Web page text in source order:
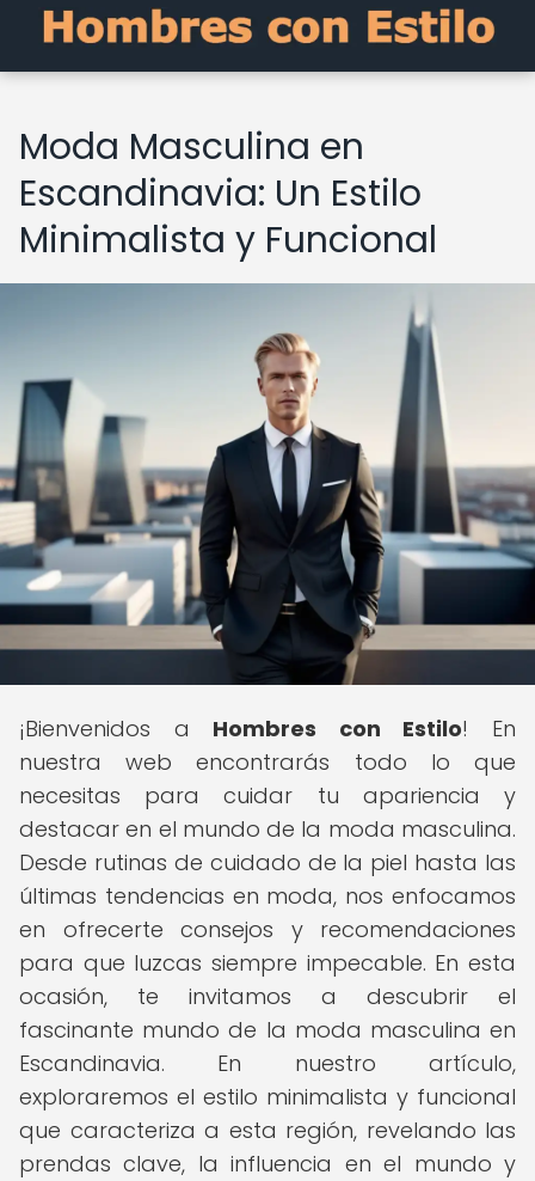
Moda Masculina en
Escandinavia: Un Estilo
Minimalista y Funcional
¡Bienvenidos a Hombres con Estilo! En
nuestra web encontrarás todo lo que
necesitas para cuidar tu apariencia y
destacar en el mundo de la moda masculina.
Desde rutinas de cuidado de la piel hasta las
últimas tendencias en moda, nos enfocamos
en ofrecerte consejos y recomendaciones
para que luzcas siempre impecable. En esta
ocasión, te invitamos a descubrir el
fascinante mundo de la moda masculina en
Escandinavia. En nuestro artículo,
exploraremos el estilo minimalista y funcional
que caracteriza a esta región, revelando las
prendas clave, la influencia en el mundo y